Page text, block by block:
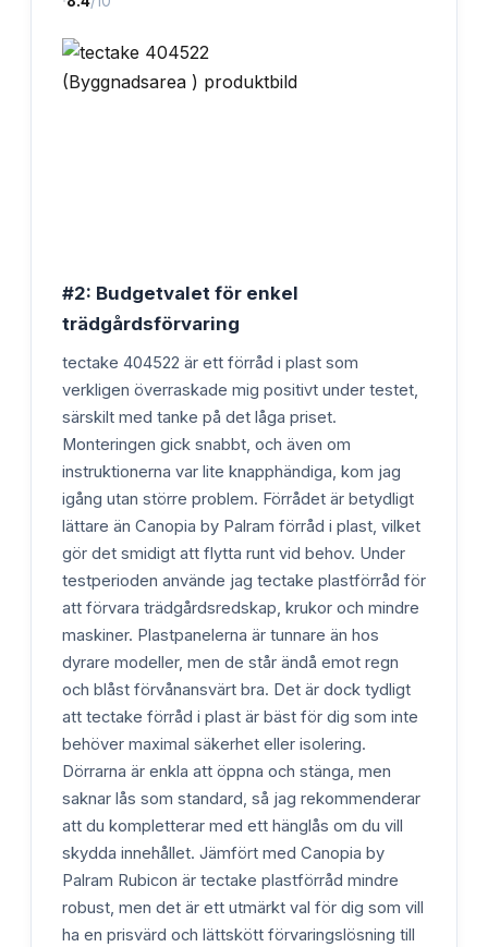
#2: Budgetvalet för enkel
trädgårdsförvaring
tectake 404522 är ett förråd i plast som
verkligen överraskade mig positivt under testet,
särskilt med tanke på det låga priset.
Monteringen gick snabbt, och även om
instruktionerna var lite knapphändiga, kom jag
igång utan större problem. Förrådet är betydligt
lättare än Canopia by Palram förråd i plast, vilket
gör det smidigt att flytta runt vid behov. Under
testperioden använde jag tectake plastförråd för
att förvara trädgårdsredskap, krukor och mindre
maskiner. Plastpanelerna är tunnare än hos
dyrare modeller, men de står ändå emot regn
och blåst förvånansvärt bra. Det är dock tydligt
att tectake förråd i plast är bäst för dig som inte
behöver maximal säkerhet eller isolering.
Dörrarna är enkla att öppna och stänga, men
saknar lås som standard, så jag rekommenderar
att du kompletterar med ett hänglås om du vill
skydda innehållet. Jämfört med Canopia by
Palram Rubicon är tectake plastförråd mindre
robust, men det är ett utmärkt val för dig som vill
ha en prisvärd och lättskött förvaringslösning till